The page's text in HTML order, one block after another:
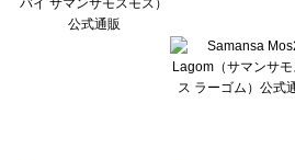
Wpc.（ワールドパーティー）のスカート一覧